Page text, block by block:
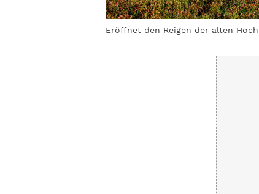
Eröffnet den Reigen der alten